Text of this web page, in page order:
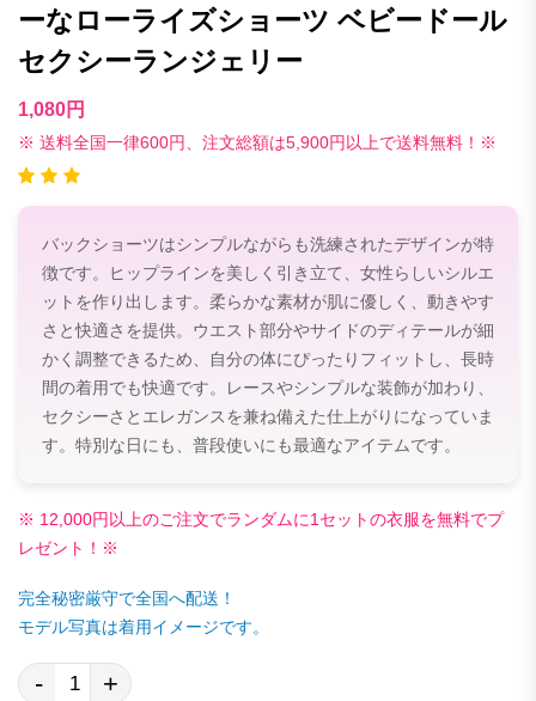
ーなローライズショーツ ベビードール
セクシーランジェリー
1,080円
※ 送料全国一律600円、注文総額は5,900円以上で送料無料！※
バックショーツはシンプルながらも洗練されたデザインが特
徴です。ヒップラインを美しく引き立て、女性らしいシルエ
ットを作り出します。柔らかな素材が肌に優しく、動きやす
さと快適さを提供。ウエスト部分やサイドのディテールが細
かく調整できるため、自分の体にぴったりフィットし、長時
間の着用でも快適です。レースやシンプルな装飾が加わり、
セクシーさとエレガンスを兼ね備えた仕上がりになっていま
す。特別な日にも、普段使いにも最適なアイテムです。
※ 12,000円以上のご注文でランダムに1セットの衣服を無料でプ
レゼント！※
完全秘密厳守で全国へ配送！
モデル写真は着用イメージです。
- +